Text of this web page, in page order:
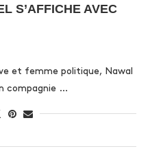
S’AFFICHE AVEC
et femme politique, Nawal
compagnie …